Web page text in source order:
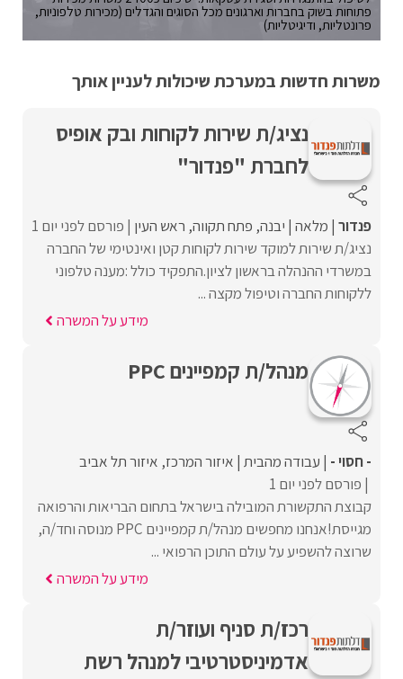
פתוחות בשוק בחברות וארגונים מכל הסוגים והגדלים (מכירות טלפוניות,
פרונטליות, ודיגיטליות)
משרות חדשות במערכת שיכולות לעניין אותך
נציג/ת שירות לקוחות ובק אופיס
לחברת "פנדור"
פנדור מלאה יבנה פתח תקווה ראש העין פורסם לפני יום 1
נציג/ת שירות למוקד שירות לקוחות קטן ואינטימי של החברה
במשרדי ההנהלה בראשון לציון.התפקיד כולל :מענה טלפוני
ללקוחות החברה וטיפול מקצה ...
מידע על המשרה
מנהל/ת קמפיינים PPC
- חסוי - עבודה מהבית איזור המרכז איזור תל אביב
פורסם לפני יום 1
קבוצת התקשורת המובילה בישראל בתחום הבריאות והרפואה
מגייסת!אנחנו מחפשים מנהל/ת קמפיינים PPC מנוסה וחד/ה,
שרוצה להשפיע על עולם התוכן הרפואי ...
מידע על המשרה
רכז/ת סניף ועוזר/ת
אדמיניסטרטיבי למנהל רש‎ת